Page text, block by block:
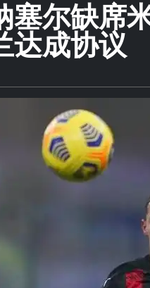
塞尔缺席
达成协议